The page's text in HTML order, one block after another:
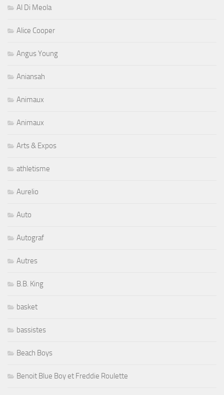
Al Di Meola
Alice Cooper
Angus Young
Aniansah
Animaux
Animaux
Arts & Expos
athletisme
Aurelio
Auto
Autograf
Autres
B.B. King
basket
bassistes
Beach Boys
Benoit Blue Boy et Freddie Roulette